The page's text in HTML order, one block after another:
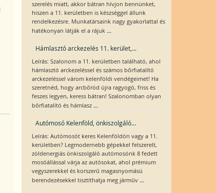
szerelés miatt, akkor bátran hívjon bennünket,
hiszen a 11. kerületben is készséggel állunk
rendelkezésre. Munkatársaink nagy gyakorlattal és
hatékonyan látják el a rájuk ...
Hámlasztó arckezelés 11. kerület,...
Leírás: Szalonom a 11. kerületben található, ahol
hámlasztó arckezeléssel és számos bőrfiatalító
arckezeléssel várom kelenföldi vendégeimet! Ha
szeretnéd, hogy arcbőröd újra ragyogó, friss és
feszes legyen, keress bátran! Szalonomban olyan
bőrfiatalító és hámlasz ...
Autómosó Kelenföld, önkiszolgáló...
Leírás: Autómosót keres Kelenföldön vagy a 11.
kerületben? Legmodernebb gépekkel felszerelt,
zöldenergiás önkiszolgáló autómosónk 8 fedett
mosóállással várja az autósokat, ahol prémium
vegyszerekkel és korszerű magasnyomású
berendezésekkel tisztíthatja meg járműv ...